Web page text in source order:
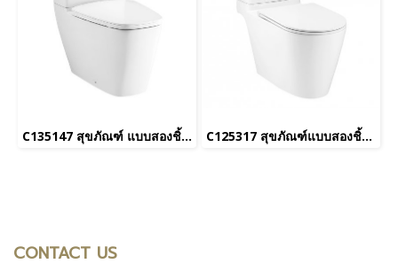
C135147 สุขภัณฑ์ แบบสองชิ้น 4.5 ลิตร รุ่น HERCULES CURVE 45 C125317 สุขภัณฑ์แบบสองชิ้น 3/4.5L รุ่น ชิมพลิ คอนเนค Hyg.
CONTACT US